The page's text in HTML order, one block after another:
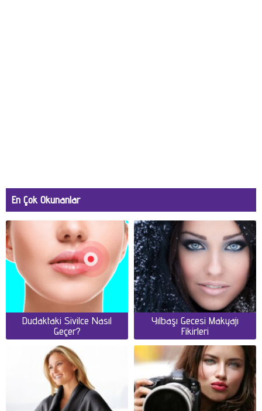
En Çok Okunanlar
Dudaktaki Sivilce Nasıl
Geçer?
Yılbaşı Gecesi Makyajı
Fikirleri